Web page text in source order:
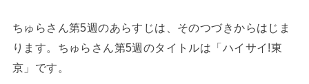
ちゅらさん第5週のあらすじは、そのつづきからはじま
ります。ちゅらさん第5週のタイトルは「ハイサイ!東
京」です。